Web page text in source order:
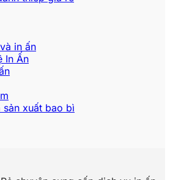
in ấn
In Ấn
sản xuất bao bì